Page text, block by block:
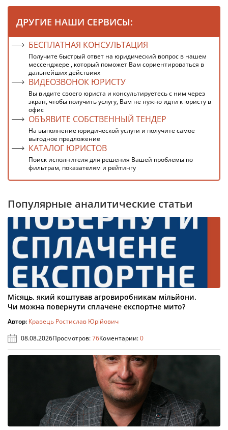
ДРУГИЕ НАШИ СЕРВИСЫ:
БЕСПЛАТНАЯ КОНСУЛЬТАЦИЯ
Получите быстрый ответ на юридический вопрос в нашем
мессенджере , который поможет Вам сориентироваться в
дальнейших действиях
ВИДЕОЗВОНОК ЮРИСТУ
Вы видите своего юриста и консультируетесь с ним через
экран, чтобы получить услугу, Вам не нужно идти к юристу в
офис
ОБЪЯВИТЕ СОБСТВЕННЫЙ ТЕНДЕР
На выполнение юридической услуги и получите самое
выгодное предложение
КАТАЛОГ ЮРИСТОВ
Поиск исполнителя для решения Вашей проблемы по
фильтрам, показателям и рейтингу
Популярные аналитические статьи
Місяць, який коштував агровиробникам мільйони.
Чи можна повернути сплачене експортне мито?
Автор: Кравець Ростислав Юрійович
08.08.2026Просмотров:76Коментарии:0